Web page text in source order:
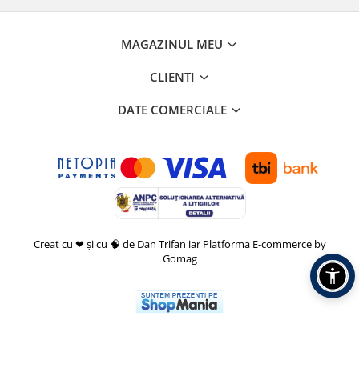
MAGAZINUL MEU
CLIENTI
DATE COMERCIALE
Creat cu ❤ și cu 🧠 de Dan Trifan iar Platforma E-commerce by
Gomag